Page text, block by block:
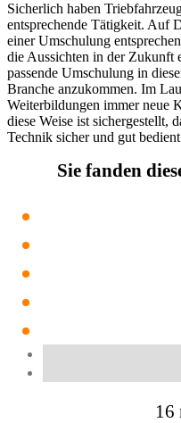
Sicherlich haben
entsprechende Tätigkeit. Auf
einer Umschulung
die Aussichten in der Zukunft
passende Umschulung in
Branche anzukommen. Im
Weiterbildungen immer neue
diese Weise ist sichergestellt,
Technik sicher und gut
Sie fanden
16